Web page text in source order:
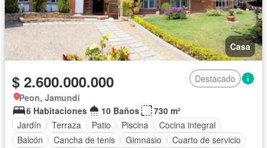
Casa
$ 2.600.000.000
Destacado
Peon, Jamundí
6 Habitaciones
10 Baños
730 m²
Jardín
Terraza Patio Piscina
Cocina integral
Balcón
Cancha de tenis Gimnasio
Cuarto de servicio